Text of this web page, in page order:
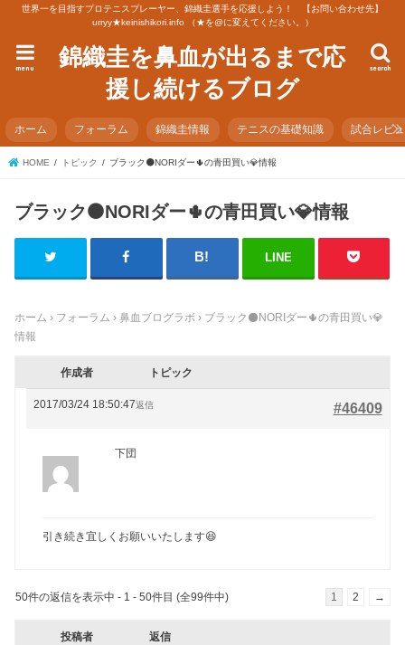
世界一を目指すプロテニスプレーヤー、錦織圭選手を応援しよう！ 【お問い合わせ先】
urryy★keinishikori.info （★を@に変えてください。）
錦織圭を鼻血が出るまで応
援し続けるブログ
search
menu
ホーム フォーラム 錦織圭情報 テニスの基礎知識 試合レビ
HOME トピック ブラック⚫️NORIダー🌵の青田買い💎情報
ブラック⚫️NORIダー🌵の青田買い💎情報
LINE
ホーム › フォーラム › 鼻血ブログラボ › ブラック⚫️NORIダー🌵の青田買い💎
情報
作成者 トピック
2017/03/24 18:50:47 #46409
返信
下団
引き続き宜しくお願いいたします😆
50件の返信を表示中 - 1 - 50件目 (全99件中) 1 2 →
投稿者 返信